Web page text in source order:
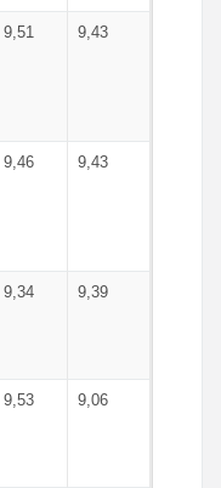
9,51 9,43
9,46 9,43
9,34 9,39
9,53 9,06